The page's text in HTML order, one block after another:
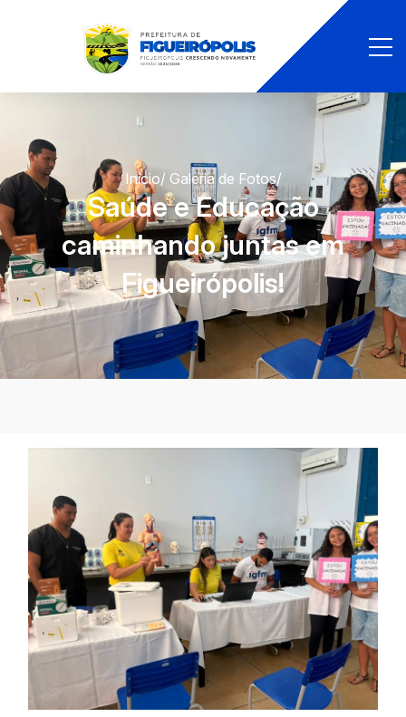
Início/ Galeria de Fotos/
Saúde e Educação
caminhando juntas em
Figueirópolis!